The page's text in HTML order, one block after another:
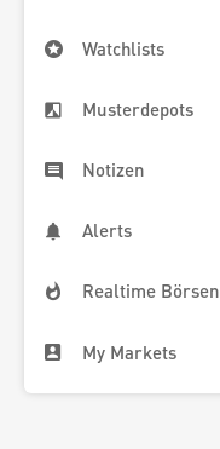
Watchlists
Musterdepots
Notizen
Alerts
Realtime Börsen
My Markets